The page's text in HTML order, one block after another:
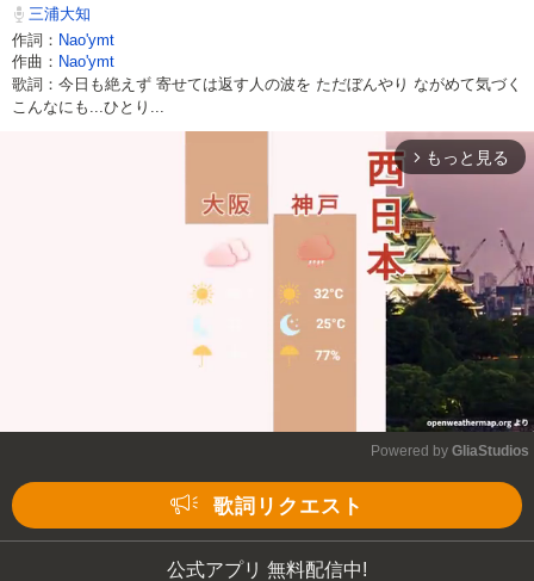
三浦大知
作詞： Nao'ymt
作曲： Nao'ymt
歌詞：今日も絶えず 寄せては返す人の波を ただぼんやり ながめて気づく
こんなにも...ひとり...
arrow_forward_ios もっと見る
Powered by GliaStudios
歌詞リクエスト
公式アプリ 無料配信中!